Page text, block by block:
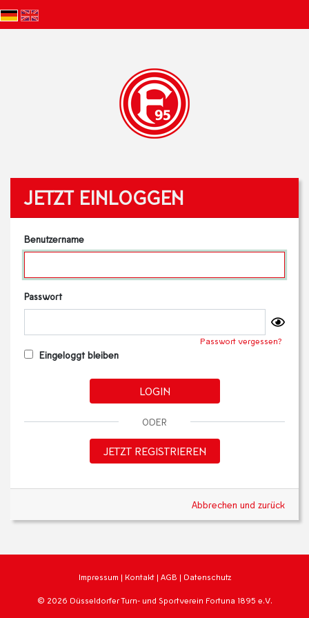
JETZT EINLOGGEN
Benutzername
Passwort
Passwort vergessen?
Eingeloggt bleiben
LOGIN
ODER
JETZT REGISTRIEREN
Abbrechen und zurück
Impressum | Kontakt | AGB | Datenschutz
© 2026 Düsseldorfer Turn- und Sportverein Fortuna 1895 e.V.